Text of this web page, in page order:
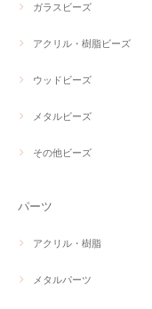
ガラスビーズ
アクリル・樹脂ビーズ
ウッドビーズ
メタルビーズ
その他ビーズ
パーツ
アクリル・樹脂
メタルパーツ